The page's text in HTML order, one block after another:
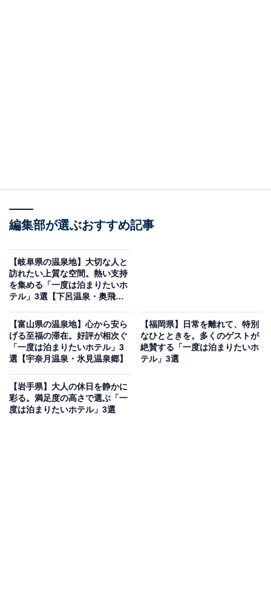
熱海シーサイドスパ＆リゾート（画像：「熱海シーサイドスパ＆リゾート」
静岡県・熱海にある「熱海シーサイドスパ＆リゾート」
は、全室オーシャンビューの開放感あふれるホテルで
す。敷地内から湧き出る豊かな源泉を、海を望む大浴場
や露天風呂で贅沢に堪能できます。リニューアルされた
レストランでは、相模湾の絶景を眺めながら新鮮な海の
幸をビュッフェスタイルで味わえるのが魅力。明るい木
編集部が選ぶおすすめ記事
【岐阜県の温泉地】大切な人と
訪れたい上質な空間。熱い支持
を集める「一度は泊まりたいホ
テル」3選【下呂温泉・奥飛騨
【富山県の温泉地】心から安ら
げる至福の滞在。好評が相次ぐ
「一度は泊まりたいホテル」3
選【宇奈月温泉・氷見温泉郷】
【福岡県】日常を離れて、特別
なひとときを。多くのゲストが
絶賛する「一度は泊まりたいホ
テル」3選
【岩手県】大人の休日を静かに
彩る。満足度の高さで選ぶ「一
度は泊まりたいホテル」3選